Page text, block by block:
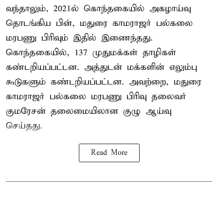
வந்தாலும், 2021ல் கொந்தகையில் அகழாய்வு
தொடங்கிய பின், மதுரை காமராஜர் பல்கலை
மரபணு பிரிவும் இதில் இணைந்தது.
கொந்தகையில், 137 முதுமக்கள் தாழிகள்
கண்டறியப்பட்டன. அத்துடன் மக்களின் எலும்பு
கூடுகளும் கண்டறியப்பட்டன. அவற்றை, மதுரை
காமராஜர் பல்கலை மரபணு பிரிவு தலைவர்
குமரேசன் தலைமையிலான குழு ஆய்வு
செய்தது.
Read More